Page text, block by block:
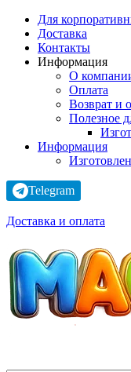
Для
Доставка
Контакты
Информация
О
Оплата
Возврат и
Полезное
Информация
Telegram
Доставка и оплата